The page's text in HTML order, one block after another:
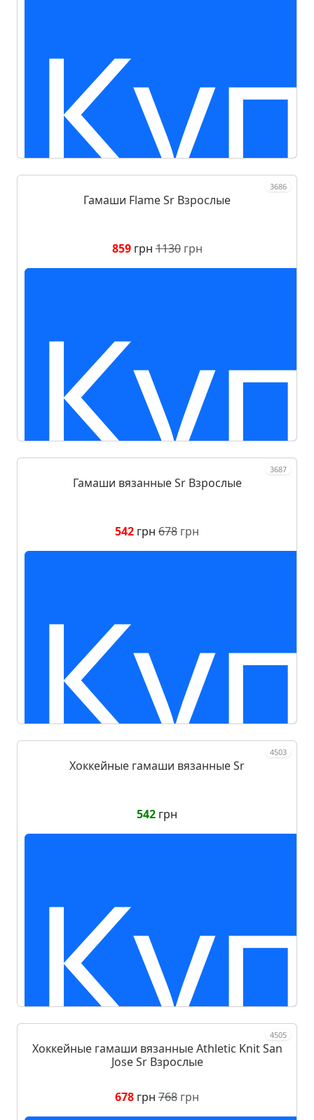
3686
Гамаши Flame Sr Взрослые
859грн1130грн
3687
Гамаши вязанные Sr Взрослые
542 грн 678 грн
4503
Хоккейные гамаши вязанные Sr
542 грн
4505
Хоккейные гамаши вязанные Athletic Knit San
Jose Sr Взрослые
678 грн 768 грн